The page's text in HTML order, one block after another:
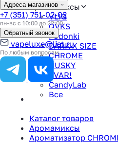
Аромамиксы
VLIQ
QVKS
Podonki
DARK X SIZE
CHROME
HUSKY
TVAR!
CandyLab
Все
Адреса магазинов
+7 (351) 751-02-02
пн-вс с 10:00 до 22:00
Обратный звонок
vapeluxe@list.ru
По любым вопросам
Каталог товаров
Аромамиксы
Ароматизатор